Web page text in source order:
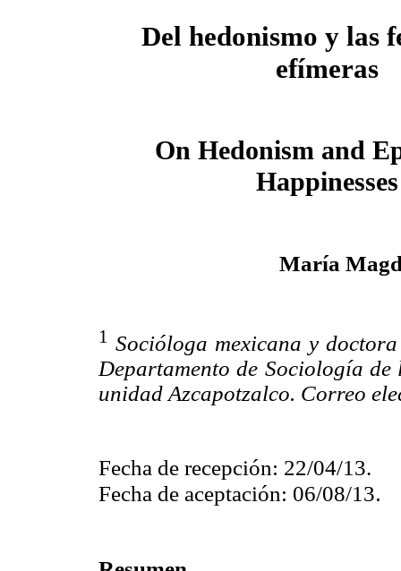
Del hedonismo y las
efímeras
On Hedonism and
Happinesses
María
1 Socióloga mexicana y
Departamento de Sociología
unidad Azcapotzalco. Correo
Fecha de recepción: 22/04/13.
Fecha de aceptación: 06/08/13.